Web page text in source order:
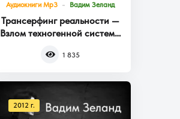
Аудиокниги Mp3 Вадим Зеланд
Трансерфинг реальности —
Взлом техногенной системы
1 835
2012 г.